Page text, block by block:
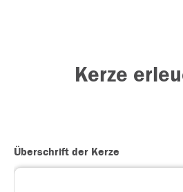
Kerze
Überschrift der Kerze